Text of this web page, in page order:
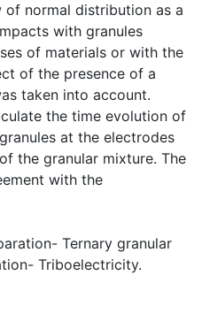
of normal distribution as a
with granules
of materials or with the
of the presence of a
taken into account.
the time evolution of
at the electrodes
the granular mixture. The
with the
Ternary granular
Triboelectricity.